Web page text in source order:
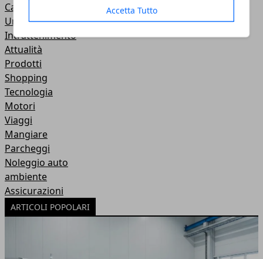
Accetta Tutto
Casa
Uncategorized
Intrattenimento
Attualità
Prodotti
Shopping
Tecnologia
Motori
Viaggi
Mangiare
Parcheggi
Noleggio auto
ambiente
Assicurazioni
ARTICOLI POPOLARI